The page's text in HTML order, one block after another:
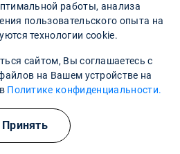
опытные врачи, хорошие
Полезные курсы
работы, анализа
пользовательского опыта на
технологии cookie.
сайтом, Вы соглашаетесь с
на Вашем устройстве на
Политике конфиденциальности.
Принять